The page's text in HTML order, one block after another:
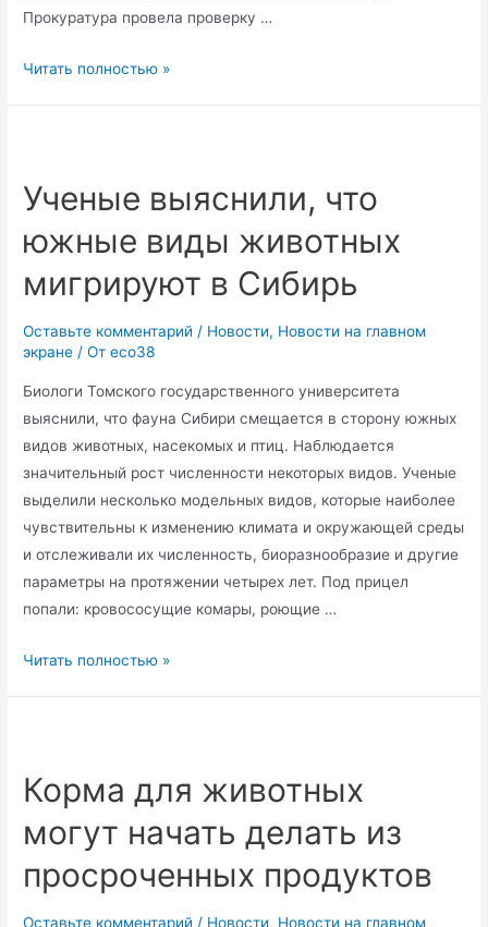
Прокуратура провела проверку …
Уголовное
черного
снега
в
Ачинске
Читать полностью »
Ученые выяснили, что
южные виды животных
мигрируют в Сибирь
Оставьте комментарий / Новости, Новости на главном
экране / От eco38
Биологи Томского государственного университета
выяснили, что фауна Сибири смещается в сторону южных
видов животных, насекомых и птиц. Наблюдается
значительный рост численности некоторых видов. Ученые
выделили несколько модельных видов, которые наиболее
чувствительны к изменению климата и окружающей среды
и отслеживали их численность, биоразнообразие и другие
параметры на протяжении четырех лет. Под прицел
попали: кровососущие комары, роющие …
Ученые
животных
мигрируют
в
Сибирь
Читать полностью »
Корма для животных
могут начать делать из
просроченных продуктов
Оставьте комментарий / Новости, Новости на главном